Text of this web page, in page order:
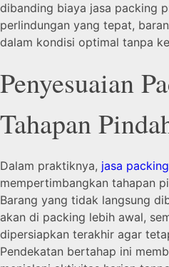
dibanding biaya jasa packing
perlindungan yang tepat,
dalam kondisi optimal tanpa
Penyesuaian
Tahapan
Dalam praktiknya, jasa
mempertimbangkan tahapan
Barang yang tidak langsung
akan di packing lebih awal,
dipersiapkan terakhir agar
Pendekatan bertahap ini